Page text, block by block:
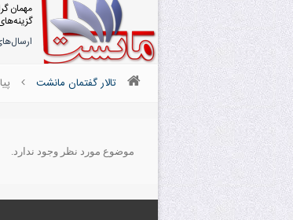
مهمان
تالار گفتمان مانشت
موضوع مورد نظر وجود ندارد.